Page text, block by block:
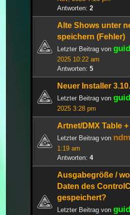
Antworten: 2
Alte Shows unter
speichern (Fehler)
Letzter Beitrag von
2025 10:22 am
Antworten: 5
Neuer Installer
Letzter Beitrag von
2025 3:28 pm
Artnet/DMX Table
Letzter Beitrag von ndm
1:19 am
Antworten: 4
Ausgabegröße /
Daten des
gespeichert?
Letzter Beitrag von